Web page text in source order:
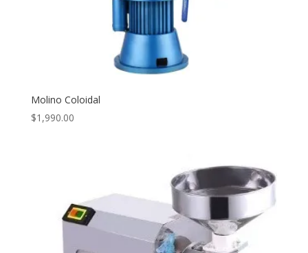
Molino Coloidal
$1,990.00